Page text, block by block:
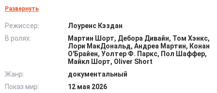
деталями. Ему было двадцать, когда у него не осталось
Пустота заполоняла душу парня, а чувство юмора
помогало бороться с надвигающимся мраком и не
проваливаться в тягостные эмоции. Марти повезло
встретить понимающую женщину Нэнси. Они провели
рядом тридцать гармоничных лет. У супруги случилось
тяжелое заболевание. Дочь пары проживала не лучшие
Развернуть
Режиссер:
Лоуренс Кэздан
В ролях:
Мартин Шорт, Дебора Дивайн, Том Хэнкс,
Лори МакДональд, Андреа Мартин, Конан
О'Брайен, Уолтер Ф. Паркс, Пол Шаффер,
Майкл Шорт, Oliver Short
Жанр:
документальный
Показ мир:
12 мая 2026